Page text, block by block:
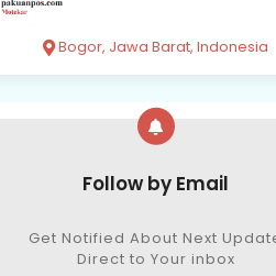
Bogor, Jawa Barat, Indonesia
Follow by Email
Get Notified About Next
Direct to Your inbox